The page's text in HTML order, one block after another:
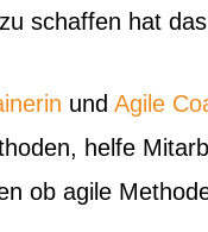
schaffen hat
undAgile
helfe
ob agile